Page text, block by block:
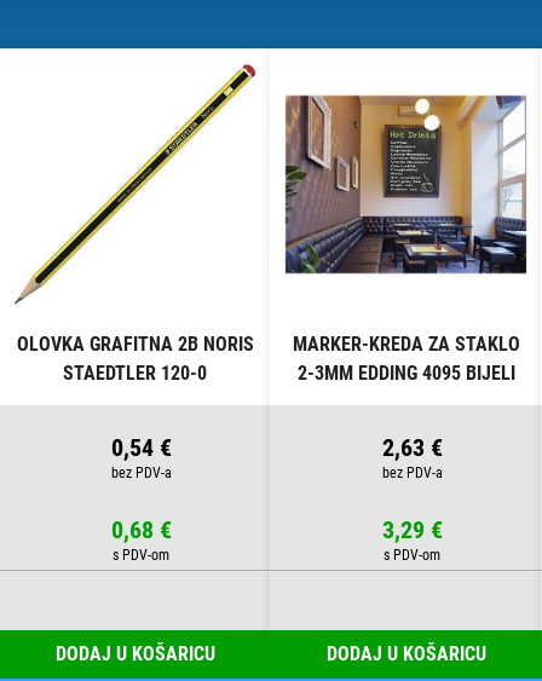
OLOVKA GRAFITNA 2B NORIS
STAEDTLER 120-0
0,54 €
0,68 €
DODAJ U KOŠARICU
MARKER-KREDA ZA STAKLO
2-3MM EDDING 4095 BIJELI
2,63 €
3,29 €
DODAJ U KOŠARICU